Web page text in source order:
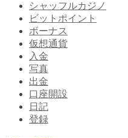
シャッフルカジノ
ビットポイント
ボーナス
仮想通貨
入金
写真
出金
口座開設
日記
登録